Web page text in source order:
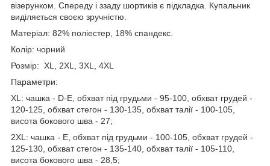
візерунком. Спереду і ззаду шортиків є підкладка. Купальник
виділяється своєю зручністю.
Матеріал: 82% поліестер, 18% спандекс.
Колір: чорний
Розмір: XL, 2XL, 3XL, 4XL
Параметри:
XL: чашка - D-E, обхват під грудьми - 95-100, обхват грудей -
120-125, обхват стегон - 130-135, обхват талії - 100-105,
висота бокового шва - 27;
2XL: чашка - E, обхват під грудьми - 100-105, обхват грудей -
125-130, обхват стегон - 135-140, обхват талії - 105-110,
висота бокового шва - 28,5;